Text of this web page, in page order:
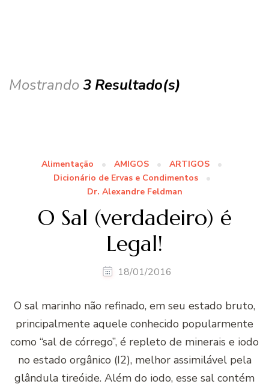
Mostrando3 Resultado(s)
Alimentação AMIGOS
ARTIGOS
Dicionário de Ervas e Condimentos
Dr. Alexandre Feldman
O Sal (verdadeiro) é
Legal!
18/01/2016
O sal marinho não refinado, em seu estado bruto,
principalmente aquele conhecido popularmente
como “sal de córrego”, é repleto de minerais e iodo
no estado orgânico (I2), melhor assimilável pela
glândula tireóide. Além do iodo, esse sal contém